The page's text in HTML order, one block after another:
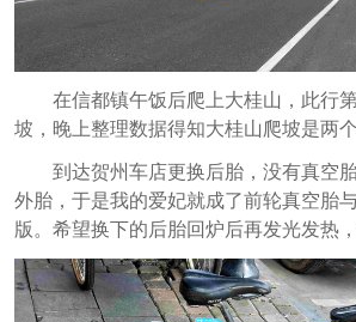
在信都镇午饭后爬上大桂山，此行
坡，晚上整理数据得知大桂山爬坡是两
到达贺州车店更换后胎，没有真空
外胎，于是我的爱妃就成了前轮真空胎
版。希望换下的后胎回炉后再发光发热